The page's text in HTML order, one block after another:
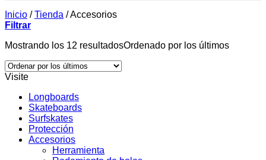
Inicio / Tienda /Accesorios
Filtrar
Mostrando los 12 resultadosOrdenado por los últimos
Visite
Longboards
Skateboards
Surfskates
Protección
Accesorios
Herramienta